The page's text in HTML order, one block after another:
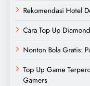
Rekomendasi Hotel
Cara Top Up
Nonton Bola Gratis:
Top Up Game
Gamers